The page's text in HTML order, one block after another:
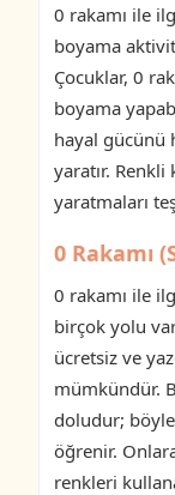
0 rakamı ile
boyama
Çocuklar, 0
boyama
hayal gücünü
yaratır.
yaratmaları
0 Rakamı
0 rakamı ile
birçok yolu
ücretsiz ve
mümkündür.
doludur;
öğrenir.
renkleri